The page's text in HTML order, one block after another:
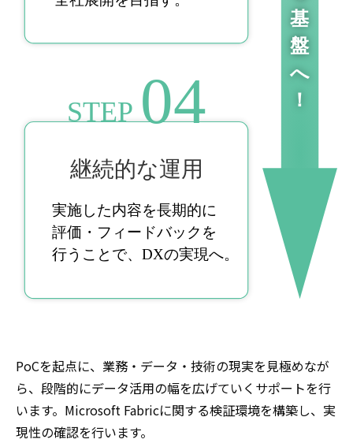
PoCを起点に、業務・データ・技術の現実を見極めなが
ら、段階的にデータ活用の幅を広げていくサポートを行
います。Microsoft Fabricに関する検証環境を構築し、実
現性の確認を行います。